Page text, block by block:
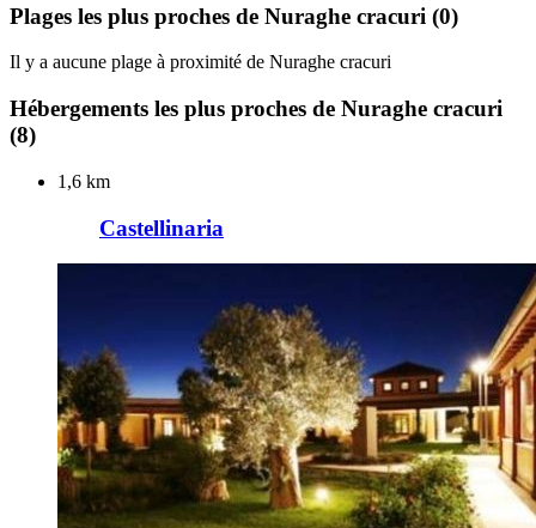
Plages les plus proches de Nuraghe cracuri (0)
Il y a aucune plage à proximité de Nuraghe cracuri
Hébergements les plus proches de Nuraghe cracuri
(8)
1,6 km
Castellinaria